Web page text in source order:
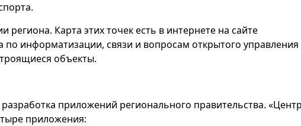
Карта этих точек есть в интернете на сайте
по информатизации, связи и вопросам открытого управления
объекты.
приложений регионального правительства. «Центр
приложения: